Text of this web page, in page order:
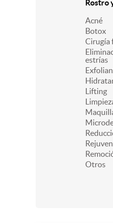
Rostro
Acné
Botox
Cirugía
estrías
Lifting
Otros